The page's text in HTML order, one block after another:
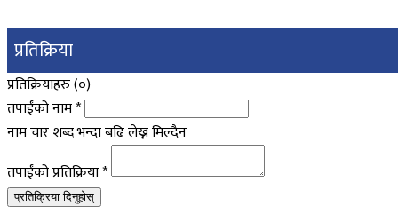
प्रतिक्रिया
प्रतिक्रियाहरु (०)
तपाईंको नाम*
नाम चार शब्द भन्दा बढि लेख्न मिल्दैन
तपाईंको प्रतिक्रिया*
प्रतिक्रिया दिनुहोस्